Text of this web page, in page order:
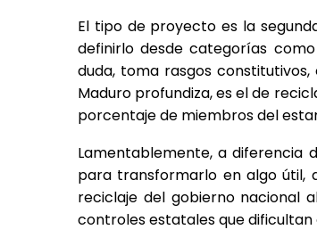
El tipo de proyecto es la
definirlo desde categorías
duda, toma rasgos
Maduro profundiza, es el de
porcentaje de miembros del
Lamentablemente, a diferencia
para transformarlo en algo útil,
reciclaje del gobierno nacional
controles estatales que